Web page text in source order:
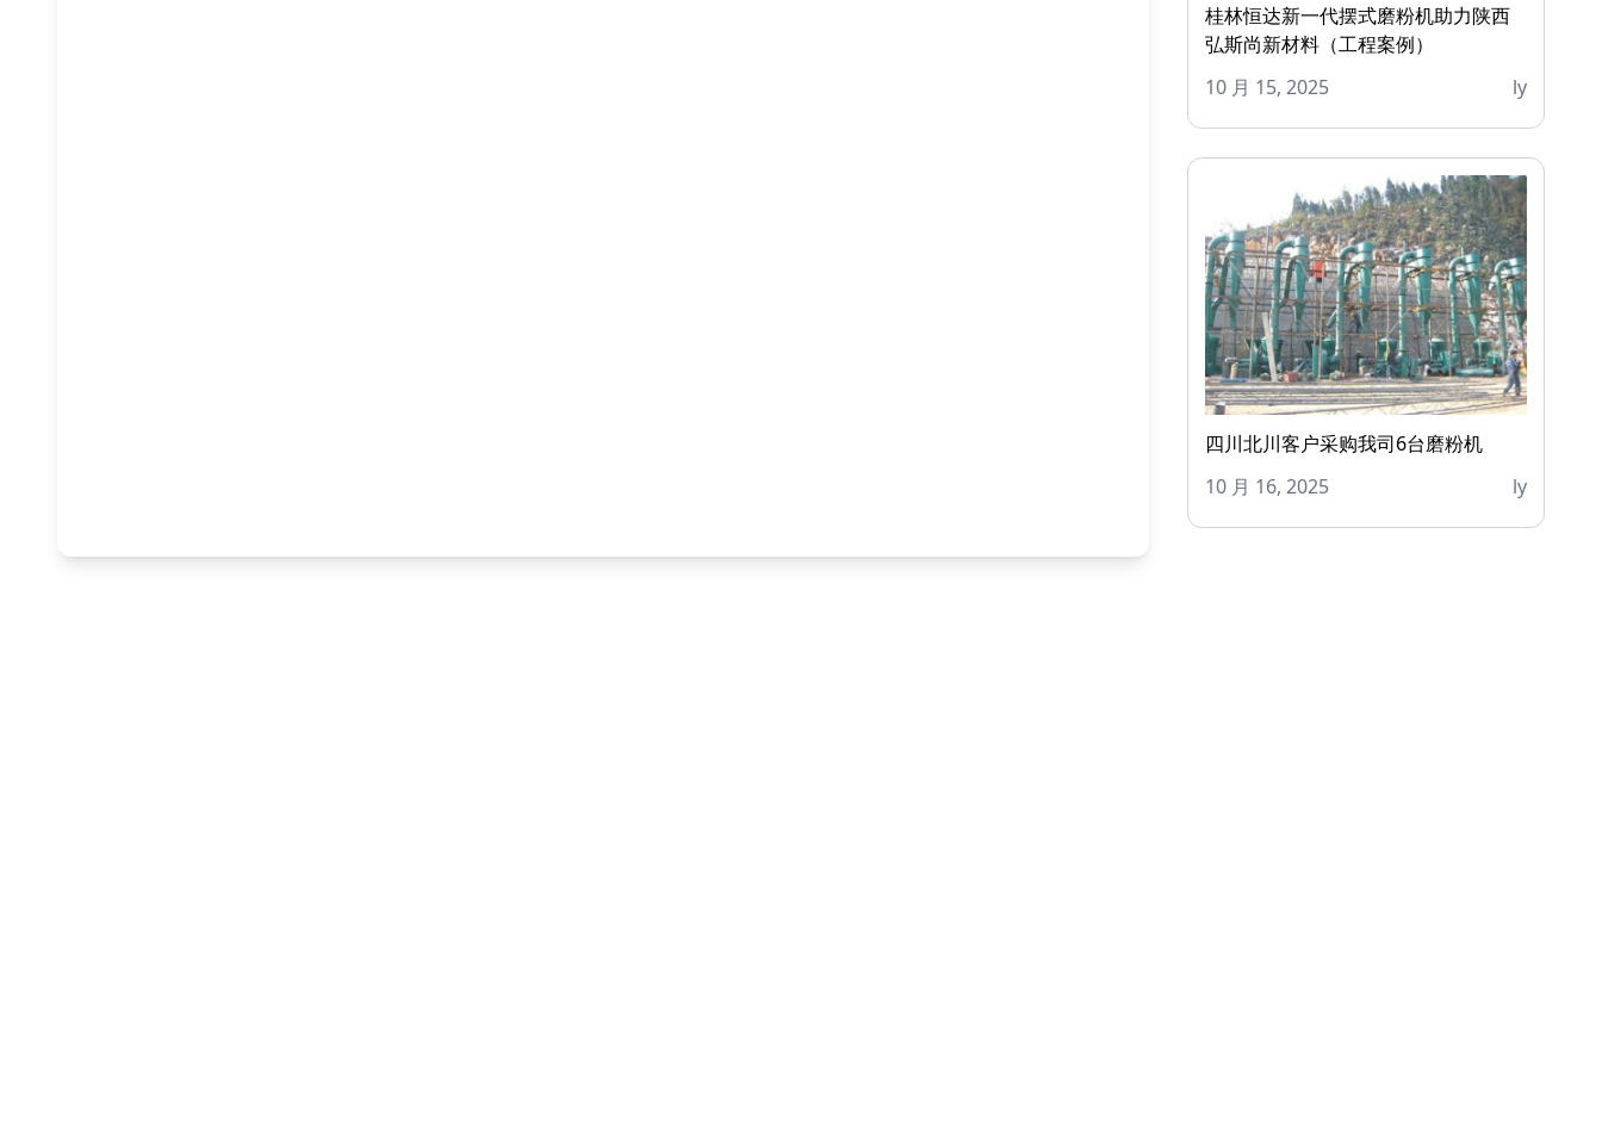
桂林恒达新一代摆式磨粉机助力陕西
弘斯尚新材料（工程案例）
10 月 15, 2025
ly
四川北川客户采购我司6台磨粉机
10 月 16, 2025
ly